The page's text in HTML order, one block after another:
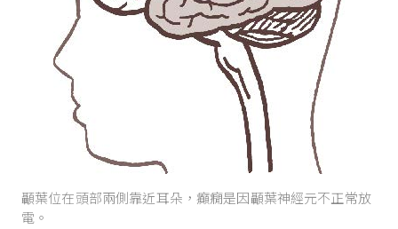
顳葉位在頭部兩側靠近耳朵，癲癇是因顳葉神經元不正常放
電。